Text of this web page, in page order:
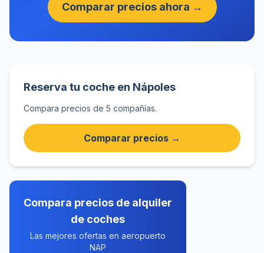
Comparar precios ahora →
Reserva tu coche en Nápoles
Compara precios de 5 compañías.
Comparar precios →
Compara precios de alquiler
de coches
Las mejores ofertas en aeropuerto
NAP